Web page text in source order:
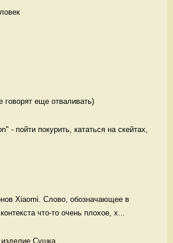
говорят еще отваливать)
- пойти покурить, кататься на скейтах,
Xiaomi. Слово, обозначающее в
что-то очень плохое, х...
Сушка